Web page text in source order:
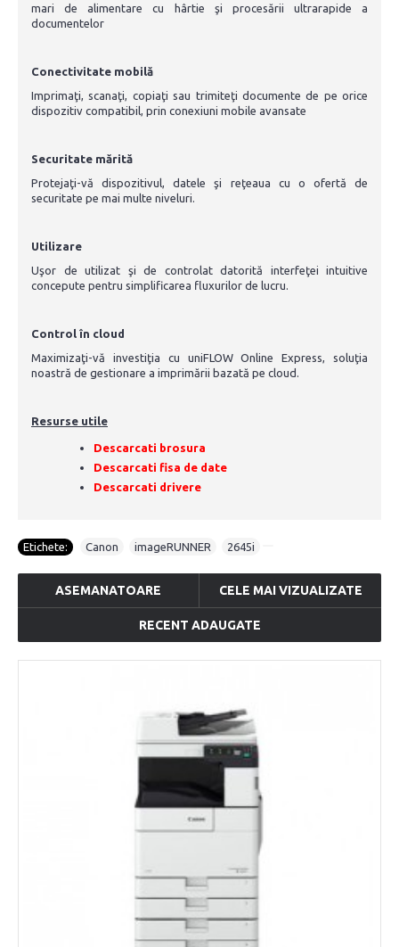
mari de alimentare cu hârtie şi procesării ultrarapide a
documentelor
Conectivitate mobilă
Imprimaţi, scanaţi, copiaţi sau trimiteţi documente de pe orice
dispozitiv compatibil, prin conexiuni mobile avansate
Securitate mărită
Protejaţi-vă dispozitivul, datele şi reţeaua cu o ofertă de
securitate pe mai multe niveluri.
Utilizare
Uşor de utilizat şi de controlat datorită interfeţei intuitive
concepute pentru simplificarea fluxurilor de lucru.
Control în cloud
Maximizaţi-vă investiţia cu uniFLOW Online Express, soluţia
noastră de gestionare a imprimării bazată pe cloud.
Resurse utile
Descarcati brosura
Descarcati fisa de date
Descarcati drivere
Etichete: Canon imageRUNNER 2645i
ASEMANATOARE CELE MAI VIZUALIZATE
RECENT ADAUGATE